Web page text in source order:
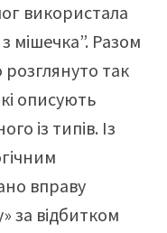
використала
мішечка”. Разом
розглянуто так
описують
із типів. Із
вправу
за відбитком